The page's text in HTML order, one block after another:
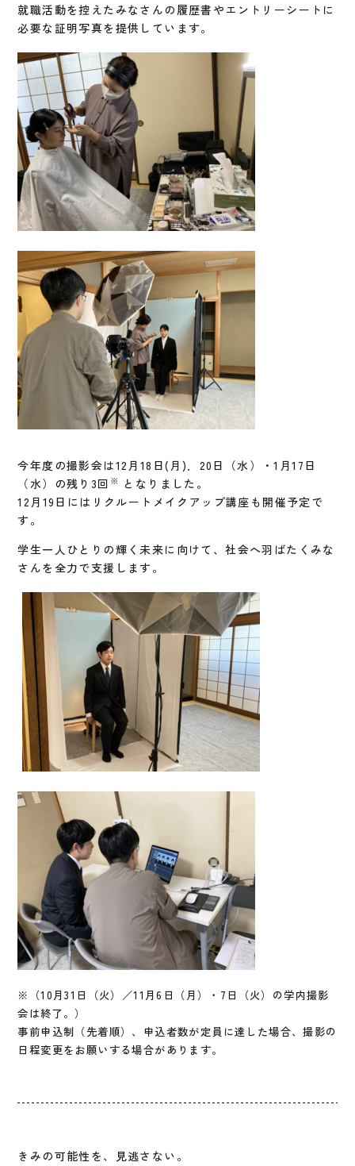
就職活動を控えたみなさんの履歴書やエントリーシートに
必要な証明写真を提供しています。
今年度の撮影会は12月18日(月)．20日（水）・1月17日
（水）の残り3回 ※
となりました。
12月19日にはリクルートメイクアップ講座も開催予定で
す。
学生一人ひとりの輝く未来に向けて、社会へ羽ばたくみな
さんを全力で支援します。
※（10月31日（火）／11月6日（月）・7日（火）の学内撮影
会は終了。）
事前申込制（先着順）、申込者数が定員に達した場合、撮影の
日程変更をお願いする場合があります。
きみの可能性を、見逃さない。